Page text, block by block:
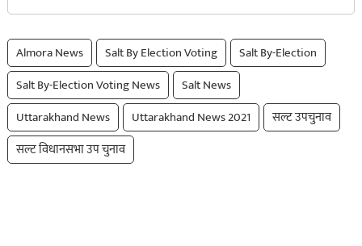
Almora News Salt By Election Voting
Salt By-Election
Salt By-Election Voting News
Salt News
Uttarakhand News
Uttarakhand News 2021
सल्ट उपचुनाव
सल्ट विधानसभा उप चुनाव